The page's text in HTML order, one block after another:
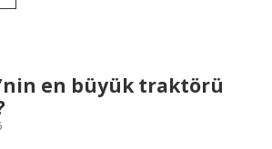
en büyük traktörü